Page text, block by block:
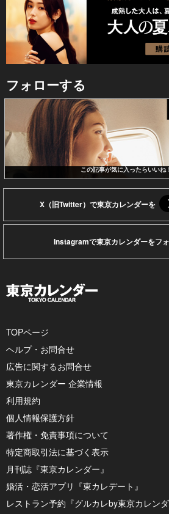
フォローする
この記事が気に入ったらいいね
X（旧Twitter）で東京カレンダーを
Instagramで東京カレンダーをフ
TOPページ
ヘルプ・お問合せ
広告に関するお問合せ
東京カレンダー 企業情報
利用規約
個人情報保護方針
著作権・免責事項について
特定商取引法に基づく表示
月刊誌『東京カレンダー』
婚活・恋活アプリ『東カレデート』
レストラン予約『グルカレby東京カレンダ